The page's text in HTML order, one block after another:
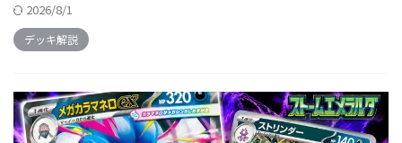
2026/8/1
デッキ解説